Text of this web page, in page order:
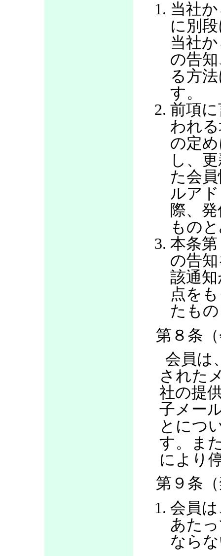
当社
に別
当社
の告
る方
す。
前項
われ
の定
し、
た会
ルア
際、
もの
本条
の告
該通
点を
たも
第８条
会員は
された
社の提
子メー
とにつ
す。ま
により
第９条
会員
あた
なら